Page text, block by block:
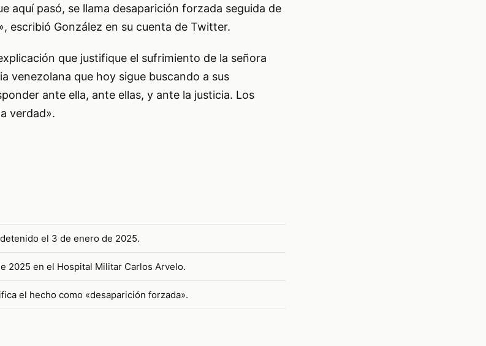
aquí pasó, se llama desaparición forzada seguida de
escribió González en su cuenta de Twitter.
que justifique el sufrimiento de la señora
venezolana que hoy sigue buscando a sus
ante ella, ante ellas, y ante la justicia. Los
verdad».
el 3 de enero de 2025.
2025 en el Hospital Militar Carlos Arvelo.
el hecho como «desaparición forzada».